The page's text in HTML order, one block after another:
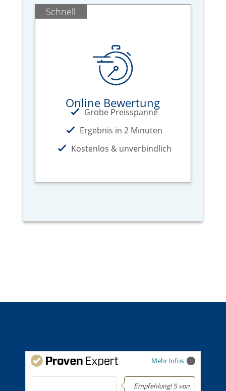
Schnell
Online Bewertung
Grobe Preisspanne
Ergebnis in 2 Minuten
Kostenlos & unverbindlich
Mehr Infos
Empfehlung! 5 von